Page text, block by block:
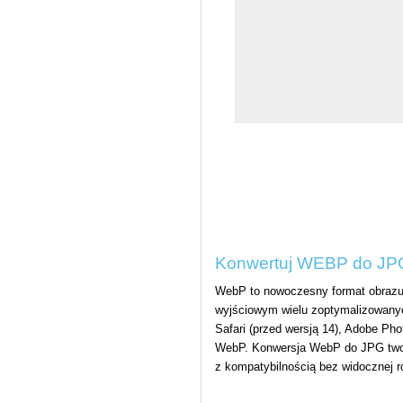
Konwertuj WEBP do
WebP to nowoczesny format
wyjściowym wielu
Safari (przed wersją 14), Adobe
WebP. Konwersja WebP do JPG
z kompatybilnością bez widocznej